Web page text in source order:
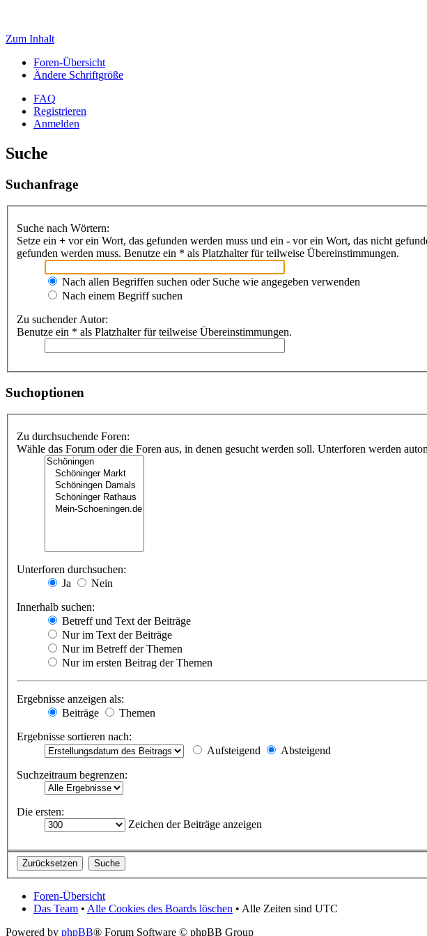
Zum Inhalt
Foren-Übersicht
Ändere Schriftgröße
FAQ
Registrieren
Anmelden
Suche
Suchanfrage
Suche nach Wörtern:
Setze ein + vor ein Wort, das gefunden werden muss und ein - vor ein Wort, das nicht
gefunden werden muss. Benutze ein * als Platzhalter für teilweise Übereinstimmungen.
Nach allen Begriffen suchen oder Suche wie angegeben verwenden
Nach einem Begriff suchen
Zu suchender Autor:
Benutze ein * als Platzhalter für teilweise Übereinstimmungen.
Suchoptionen
Zu durchsuchende Foren:
Wähle das Forum oder die Foren aus, in denen gesucht werden soll. Unterforen werden
Unterforen durchsuchen:
Ja
Nein
Innerhalb suchen:
Betreff und Text der Beiträge
Nur im Text der Beiträge
Nur im Betreff der Themen
Nur im ersten Beitrag der Themen
Ergebnisse anzeigen als:
Beiträge
Themen
Ergebnisse sortieren nach:
Aufsteigend
Absteigend
Suchzeitraum begrenzen:
Die ersten:
Zeichen der Beiträge anzeigen
Foren-Übersicht
Das Team • Alle Cookies des Boards löschen • Alle Zeiten sind UTC
Powered by phpBB® Forum Software © phpBB Group